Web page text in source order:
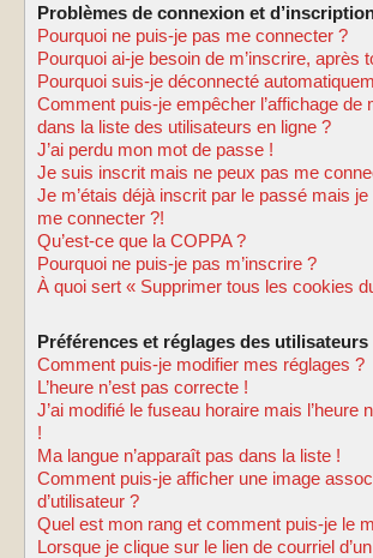
Problèmes de connexion et
Pourquoi ne puis-je pas me connecter ?
Pourquoi ai-je besoin de m’inscrire, après
Pourquoi suis-je déconnecté
Comment puis-je empêcher l’affichage de
dans la liste des utilisateurs en ligne ?
J’ai perdu mon mot de passe !
Je suis inscrit mais ne peux pas me
Je m’étais déjà inscrit par le passé mais
me connecter ?!
Qu’est-ce que la COPPA ?
Pourquoi ne puis-je pas m’inscrire ?
À quoi sert « Supprimer tous les cookies
Préférences et réglages des utilisateurs
Comment puis-je modifier mes réglages ?
L’heure n’est pas correcte !
J’ai modifié le fuseau horaire mais l’heure
!
Ma langue n’apparaît pas dans la liste !
Comment puis-je afficher une image
d’utilisateur ?
Quel est mon rang et comment puis-je le
Lorsque je clique sur le lien de courriel